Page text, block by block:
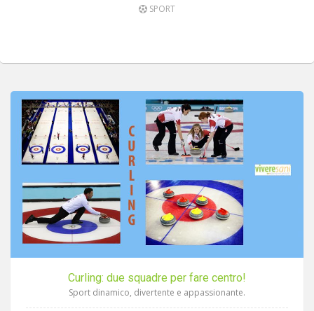
SPORT
Curling: due squadre per fare centro!
Sport dinamico, divertente e appassionante.